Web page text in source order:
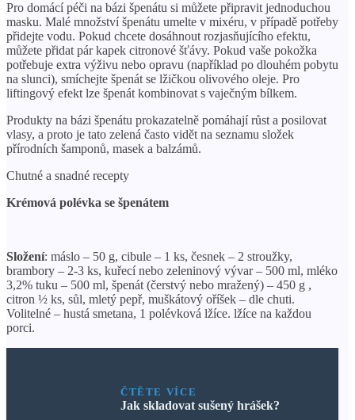
Pro domácí péči na bázi špenátu si můžete připravit jednoduchou
masku. Malé množství špenátu umelte v mixéru, v případě potřeby
přidejte vodu. Pokud chcete dosáhnout rozjasňujícího efektu,
můžete přidat pár kapek citronové šťávy. Pokud vaše pokožka
potřebuje extra výživu nebo opravu (například po dlouhém pobytu
na slunci), smíchejte špenát se lžičkou olivového oleje. Pro
liftingový efekt lze špenát kombinovat s vaječným bílkem.
Produkty na bázi špenátu prokazatelně pomáhají růst a posilovat
vlasy, a proto je tato zelená často vidět na seznamu složek
přírodních šamponů, masek a balzámů.
Chutné a snadné recepty
Krémová polévka se špenátem
Složení: máslo – 50 g, cibule – 1 ks, česnek – 2 stroužky,
brambory – 2-3 ks, kuřecí nebo zeleninový vývar – 500 ml, mléko
3,2% tuku – 500 ml, špenát (čerstvý nebo mražený) – 450 g ,
citron ½ ks, sůl, mletý pepř, muškátový oříšek – dle chuti.
Volitelné – hustá smetana, 1 polévková lžíce. lžíce na každou
porci.
ČTĚTE VÍCE
Jak skladovat sušený hrášek?